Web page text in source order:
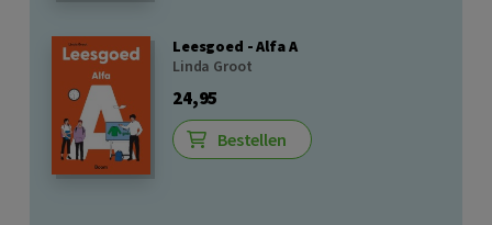
Leesgoed - Alfa A
Linda Groot
24,95
Bestellen